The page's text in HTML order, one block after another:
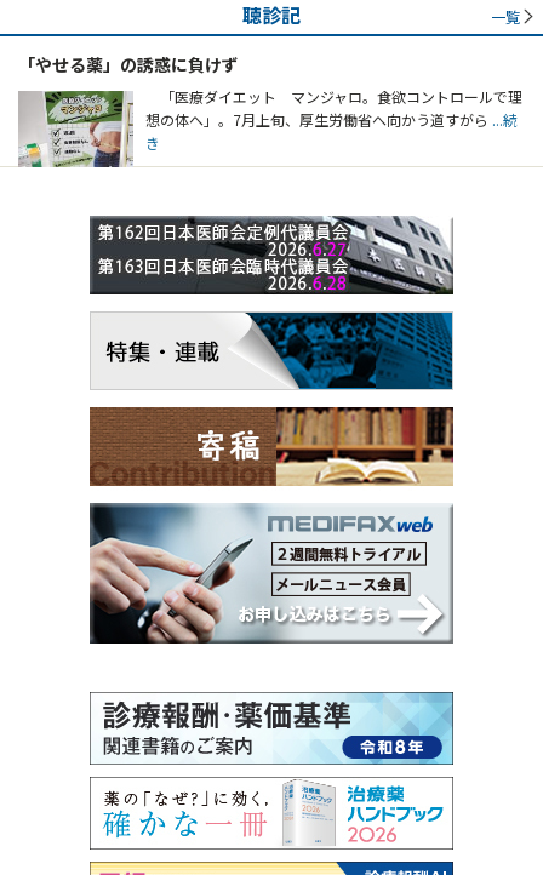
聴診記 一覧
「やせる薬」の誘惑に負けず
「医療ダイエット マンジャロ。食欲コントロールで理
想の体へ」。7月上旬、厚生労働省へ向かう道すがら ...続
き